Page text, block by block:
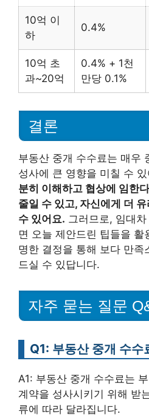
10억 이
하
0.4%
10억 초
과~20억
0.4% + 1천
만당 0.1%
결론
부동산 중개 수수료는 매우
성사에 큰 영향을 미칠 수
분히 이해하고 협상에 임한
줄일 수 있고, 자신에게 더
수 있어요. 그러므로, 임대
면 오늘 제안드린 팁들을 활
명한 결정을 통해 보다 만족
드실 수 있답니다.
자주 묻는 질문
Q1: 부동산 중개 수수
A1: 부동산 중개 수수료는
계약을 성사시키기 위해 받
류에 따라 달라집니다.